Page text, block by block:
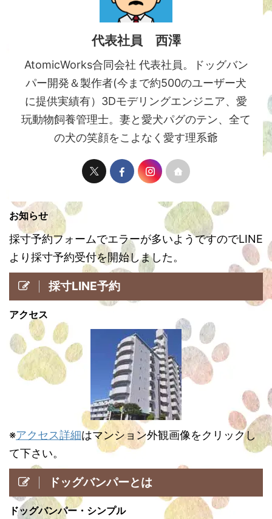
代表社員 西澤
AtomicWorks合同会社 代表社員。ドッグバン
パー開発＆製作者(今まで約500のユーザー犬
に提供実績有）3Dモデリングエンジニア、愛
玩動物飼養管理士。妻と愛犬パグのテン、全て
の犬の笑顔をこよなく愛す理系爺
お知らせ
採寸予約フォームでエラーが多いようですのでLINE
より採寸予約受付を開始しました。
採寸LINE予約
アクセス
※アクセス詳細はマンション外観画像をクリックし
て下さい。
ドッグバンパーとは
ドッグバンパー・シンプル